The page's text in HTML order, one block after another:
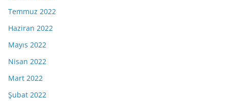
Temmuz 2022
Haziran 2022
Mayıs 2022
Nisan 2022
Mart 2022
Şubat 2022